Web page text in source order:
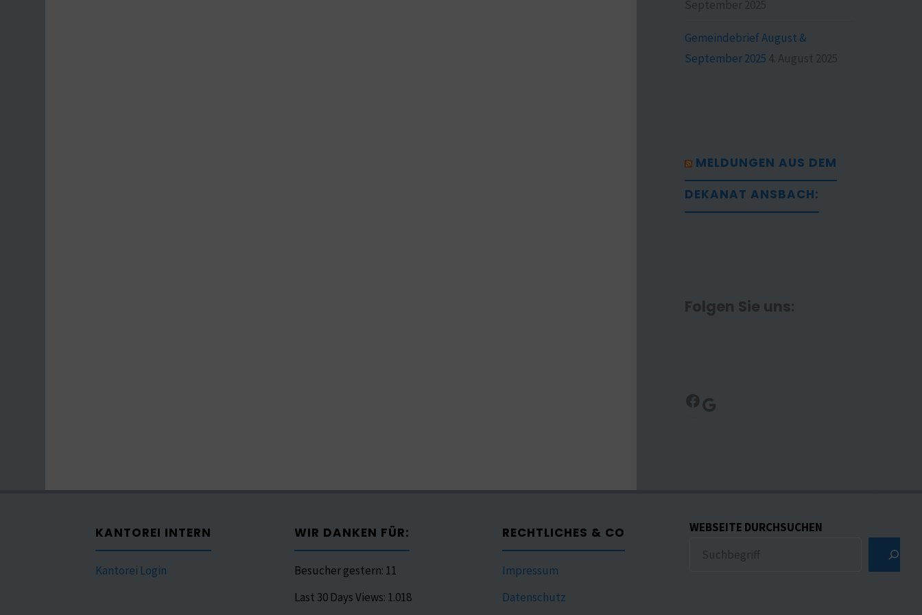
September 2025
Gemeindebrief August &
September 2025 4. August 2025
MELDUNGEN AUS DEM
DEKANAT ANSBACH:
Folgen Sie uns:
Facebook
Google
KANTOREI INTERN
Kantorei Login
WIR DANKEN FÜR:
Besucher gestern: 11
Last 30 Days Views: 1.018
RECHTLICHES & CO
Impressum
Datenschutz
WEBSEITE DURCHSUCHEN